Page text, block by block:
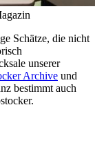
Schätze, die nicht
unserer
Archive und
bestimmt auch